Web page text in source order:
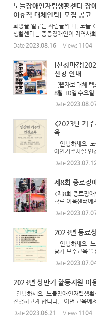
노들장애인자립생활센터 장
아휴직 대체인력] 모집 공고
희망을 일구는 사람들의 터, 노들
생활센터는 중증장애인이 지역사
량강화와 더불어 차별적 사회구조
었습니다. 자립...
Date 2023.08.16 Views 1104
[신청마감
신청 안내
[웹자보 대체
8월 30일 수요일
터 오민섭(02-
: 종로구장애인
Date 2023.08.07
<2023년 거주
육
안녕하세요 노
애인거주시설 인
다. 거주시설 연
권교육도 진행
Date 2023.07.12
제8회 종로장
<제8회 종로장
학로 이음센터에
행되었습니다. 이
로 권익옹호활동
Date 2023.07.07
2023년 동료
안녕하세요. 노
담가 보수교육을
사)서울시장애인
진행합니다. 주제
Date
2023년 상반기 활동지원 이
안녕하세요. 노들장애인자립생
진행하고자 합니다. 이번 교육에
애에 따라 다른 교육을 준비하였
6/23(금) 14:00...
Date 2023.06.21 Views 1104